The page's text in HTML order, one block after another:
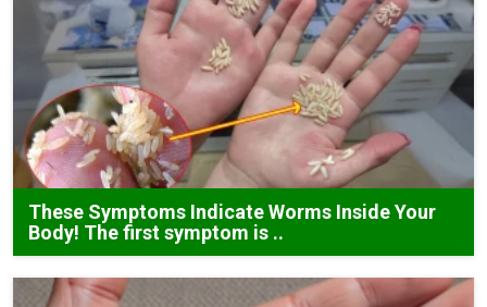
These Symptoms Indicate Worms Inside Your
Body! The first symptom is ..